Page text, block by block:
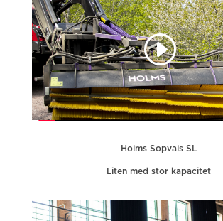
Holms Sopvals SL
Liten med stor kapacitet